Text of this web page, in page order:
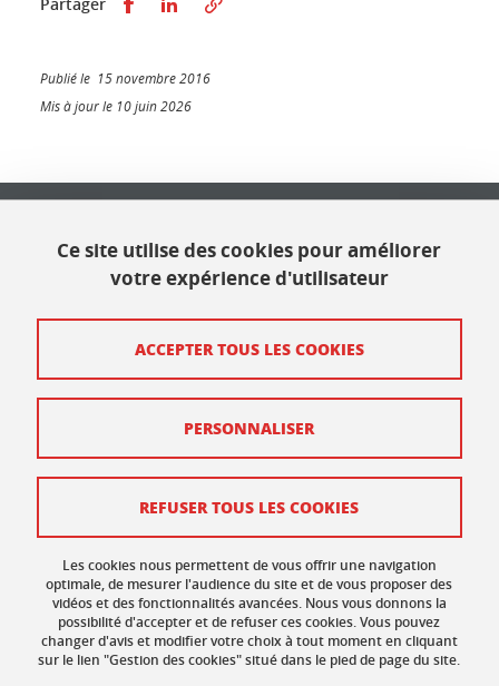
Publié le 15 novembre 2016
Mis à jour le 10 juin 2026
621 avenue Centrale
38400 Saint Martin d'Hères
Plan du site
Données personnelles
Gestion des cookies
Accessibilité : non conforme
Ce site utilise des cookies pour améliorer
votre expérience d'utilisateur
Les cookies nous permettent de vous offrir une navigation
optimale, de mesurer l'audience du site et de vous proposer des
vidéos et des fonctionnalités avancées. Nous vous donnons la
possibilité d'accepter et de refuser ces cookies. Vous pouvez
changer d'avis et modifier votre choix à tout moment en cliquant
sur le lien "Gestion des cookies" situé dans le pied de page du site.
ACCEPTER TOUS LES COOKIES
REFUSER TOUS LES COOKIES
PERSONNALISER